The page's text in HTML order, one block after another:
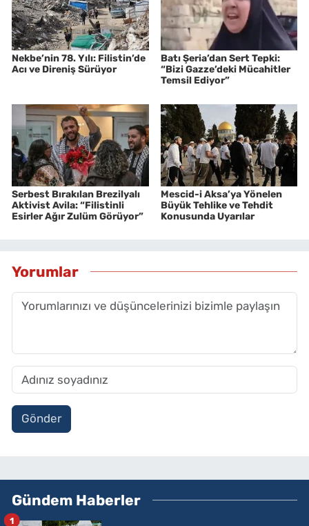
Nekbe’nin 78. Yılı: Filistin’de
Acı ve Direniş Sürüyor
Batı Şeria’dan Sert Tepki:
“Bizi Gazze’deki Mücahitler
Temsil Ediyor”
Serbest Bırakılan Brezilyalı
Aktivist Avila: “Filistinli
Esirler Ağır Zulüm Görüyor”
Mescid-i Aksa’ya Yönelen
Büyük Tehlike ve Tehdit
Konusunda Uyarılar
Yorumlar
Gönder
Gündem Haberler
1